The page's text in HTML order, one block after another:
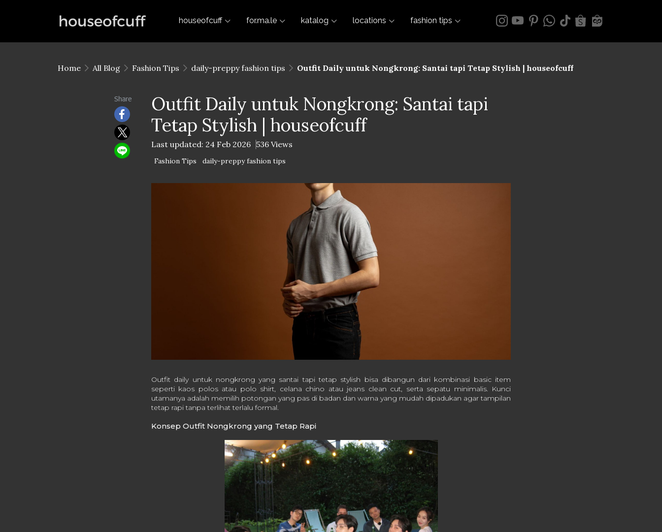
houseofcuff for.ma.le katalog locations fashion tips
Home All Blog Fashion Tips daily-preppy fashion tips Outfit Daily untuk Nongkrong: Santai tapi Tetap Stylish | houseofcuff
Share
Outfit Daily untuk Nongkrong: Santai tapi
Tetap Stylish | houseofcuff
Last updated: 24 Feb 2026 536 Views
Fashion Tips daily-preppy fashion tips
Outfit daily untuk nongkrong yang santai tapi tetap stylish bisa dibangun dari kombinasi basic item
seperti kaos polos atau polo shirt, celana chino atau jeans clean cut, serta sepatu minimalis. Kunci
utamanya adalah memilih potongan yang pas di badan dan warna yang mudah dipadukan agar tampilan
tetap rapi tanpa terlihat terlalu formal.
Konsep Outfit Nongkrong yang Tetap Rapi